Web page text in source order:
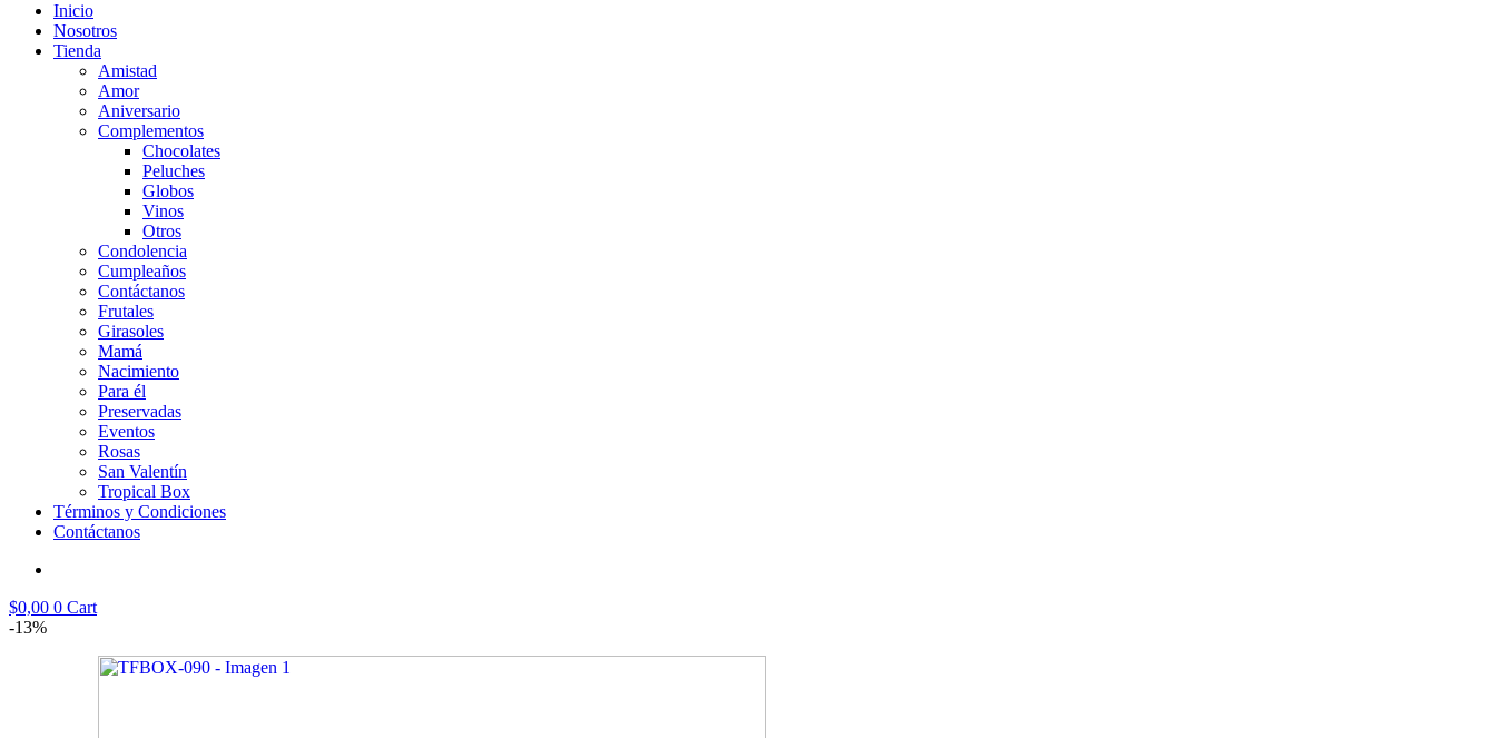
Inicio
Nosotros
Tienda
Amistad
Amor
Aniversario
Complementos
Chocolates
Peluches
Globos
Vinos
Otros
Condolencia
Cumpleaños
Contáctanos
Frutales
Girasoles
Mamá
Nacimiento
Para él
Preservadas
Eventos
Rosas
San Valentín
Tropical Box
Términos y Condiciones
Contáctanos
$0,00 0 Cart
-13%